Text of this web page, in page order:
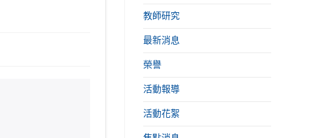
教師研究
最新消息
榮譽
活動報導
活動花絮